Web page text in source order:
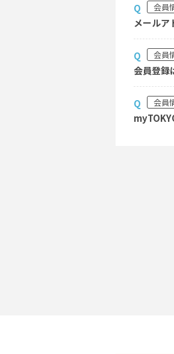
Q 会員
メールア
Q 会員
会員登録
Q 会員